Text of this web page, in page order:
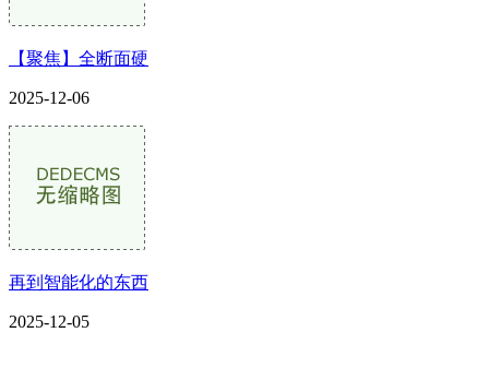
【聚焦】全断面硬
2025-12-06
再到智能化的东西
2025-12-05